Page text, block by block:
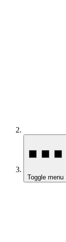
Toggle menu